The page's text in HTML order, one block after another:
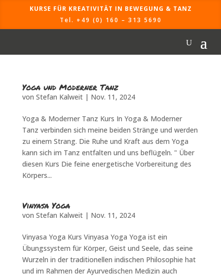
KURSE FÜR KREATIVITÄT IN BEWEGUNG & TANZ
Tel. +49 (0) 160 – 313 5690
Yoga und Moderner Tanz
von Stefan Kalweit| Nov. 11, 2024
Yoga & Moderner Tanz Kurs In Yoga & Moderner
Tanz verbinden sich meine beiden Stränge und werden
zu einem Strang. Die Ruhe und Kraft aus dem Yoga
kann sich im Tanz entfalten und uns beflügeln. " Über
diesen Kurs Die feine energetische Vorbereitung des
Körpers...
Vinyasa Yoga
von Stefan Kalweit| Nov. 11, 2024
Vinyasa Yoga Kurs Vinyasa Yoga Yoga ist ein
Übungssystem für Körper, Geist und Seele, das seine
Wurzeln in der traditionellen indischen Philosophie hat
und im Rahmen der Ayurvedischen Medizin auch